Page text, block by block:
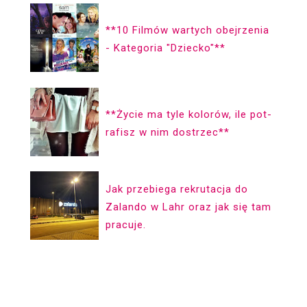
**10 Filmów wartych obejrzenia
- Kategoria "Dziecko"**
**Życie ma ty­le ko­lorów, ile pot­
ra­fisz w nim dostrzec**
Jak przebiega rekrutacja do
Zalando w Lahr oraz jak się tam
pracuje.